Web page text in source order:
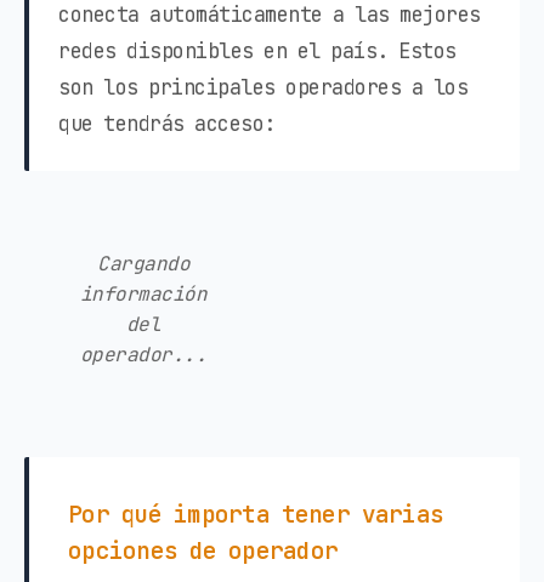
conecta automáticamente a las mejores
redes disponibles en el país. Estos
son los principales operadores a los
que tendrás acceso:
Cargando
información
del
operador...
Por qué importa tener varias
opciones de operador